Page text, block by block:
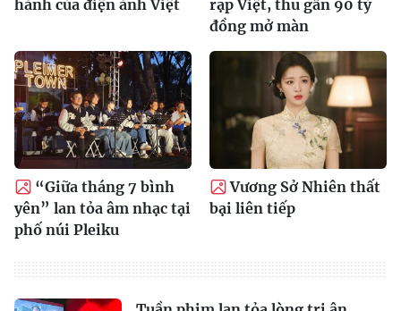
hành của điện ảnh Việt
rạp Việt, thu gần 90 tỷ
đồng mở màn
“Giữa tháng 7 bình
yên” lan tỏa âm nhạc tại
phố núi Pleiku
Vương Sở Nhiên thất
bại liên tiếp